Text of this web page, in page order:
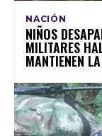
NACIÓN
NIÑOS
MILITARES
MANTIENEN